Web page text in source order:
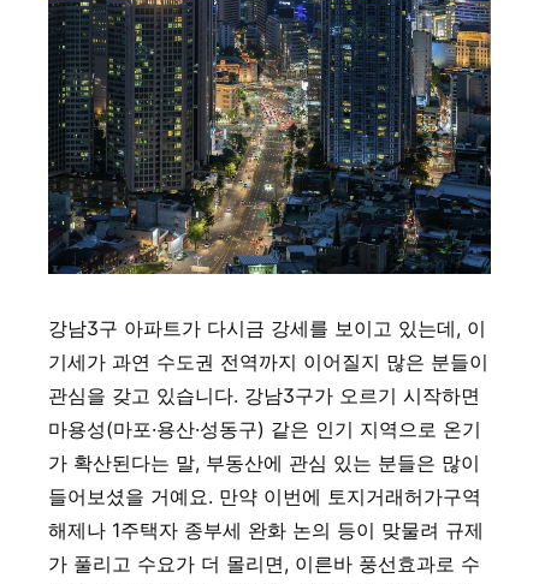
강남3구 아파트가 다시금 강세를 보이고 있는데, 이
기세가 과연 수도권 전역까지 이어질지 많은 분들이
관심을 갖고 있습니다. 강남3구가 오르기 시작하면
마용성(마포·용산·성동구) 같은 인기 지역으로 온기
가 확산된다는 말, 부동산에 관심 있는 분들은 많이
들어보셨을 거예요. 만약 이번에 토지거래허가구역
해제나 1주택자 종부세 완화 논의 등이 맞물려 규제
가 풀리고 수요가 더 몰리면, 이른바 풍선효과로 수